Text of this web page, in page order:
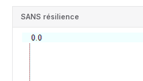
SANS résilience